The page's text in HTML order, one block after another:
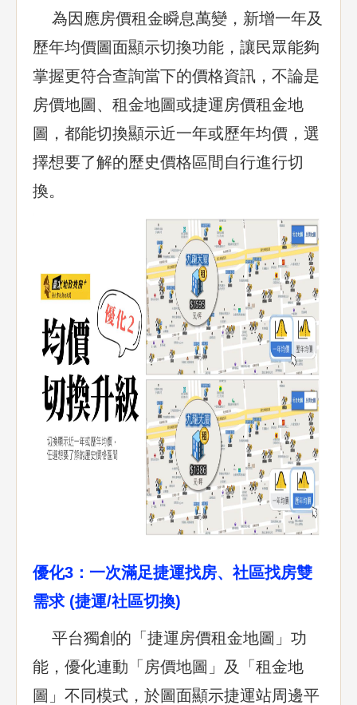
為因應房價租金瞬息萬變，新增一年及
歷年均價圖面顯示切換功能，讓民眾能夠
掌握更符合查詢當下的價格資訊，不論是
房價地圖、租金地圖或捷運房價租金地
圖，都能切換顯示近一年或歷年均價，選
擇想要了解的歷史價格區間自行進行切
換。
優化3：一次滿足捷運找房、社區找房雙
需求 (捷運/社區切換)
平台獨創的「捷運房價租金地圖」功
能，優化連動「房價地圖」及「租金地
圖」不同模式，於圖面顯示捷運站周邊平